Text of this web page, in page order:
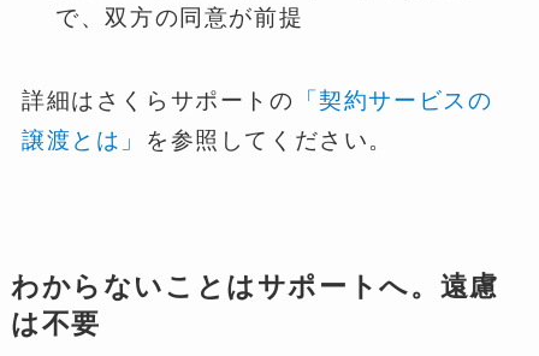
で、双方の同意が前提
詳細はさくらサポートの 「契約サービスの
譲渡とは」 を参照してください。
わからないことはサポートへ。遠慮
は不要